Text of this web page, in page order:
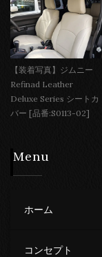
【装着写真】ジムニー
Refinad Leather
Deluxe Series シートカ
バー [品番:S0113-02]
Menu
ホーム
コンセプト